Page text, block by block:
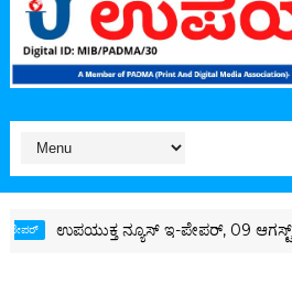
ನ್ಯೂಸ್ ಇ-ಪೇಪರ್, 09 ಆಗಸ್ಟ್ 2026, ಭಾನುವಾರ